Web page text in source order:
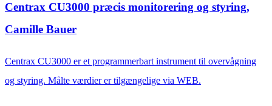
Centrax CU3000 præcis monitorering og styring,
Camille Bauer
Centrax CU3000 er et programmerbart instrument til overvågning
og styring. Målte værdier er tilgængelige via WEB.